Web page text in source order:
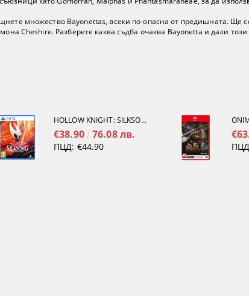
множество Bayonettas, всеки по-опасна от предишната. Ще
Cheshire. Разберете каква съдба очаква Bayonetta и дали
HOLLOW KNIGHT: SILKSONG [PS5]
€38.90 76.08 лв.
ПЦД: €44.90